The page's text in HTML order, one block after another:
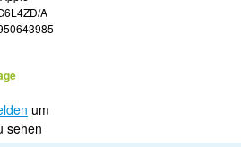
A
um
sehen